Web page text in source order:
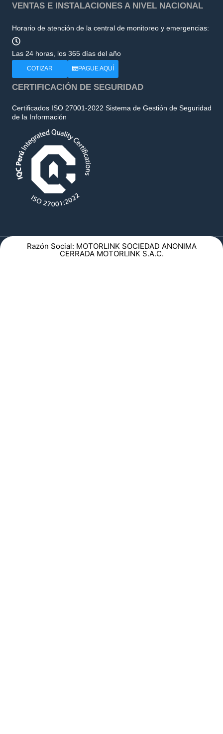
VENTAS E INSTALACIONES A NIVEL NACIONAL
Horario de atención de la central de monitoreo y emergencias:
Las 24 horas, los 365 días del año
COTIZAR PAGUE AQUÍ
CERTIFICACIÓN DE SEGURIDAD
Certificados ISO 27001-2022 Sistema de Gestión de Seguridad
de la Información
Razón Social: MOTORLINK SOCIEDAD ANONIMA
CERRADA MOTORLINK S.A.C.